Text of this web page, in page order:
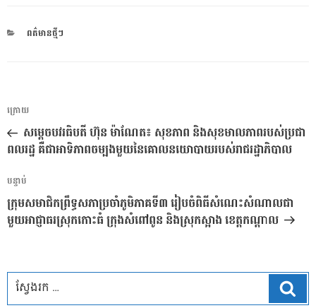
CATEGORIES
ពត៌មានថ្មីៗ
ការ​
នាំទិស​
ប្រកាស
អត្ថបទ
មុន
ក្រោយ
សម្តេចបវរធិបតី ហ៊ុន ម៉ាណែត៖ សុខភាព និងសុខមាលភាពរបស់ប្រជា
ពលរដ្ឋ គឺជាអាទិភាពចម្បងមួយនៃគោលនយោបាយរបស់រាជរដ្ឋាភិបាល
អត្ថបទ
បន្ទាប់
បន្ទាប់
ក្រុមសមាជិកព្រឹទ្ធសភាប្រចាំភូមិភាគទី៣ រៀបចំពិធីសំណេះសំណាលជា
មួយអាជ្ញាធរស្រុកកោះធំ ក្រុងសំពៅពូន និងស្រុកស្អាង ខេត្តកណ្តាល